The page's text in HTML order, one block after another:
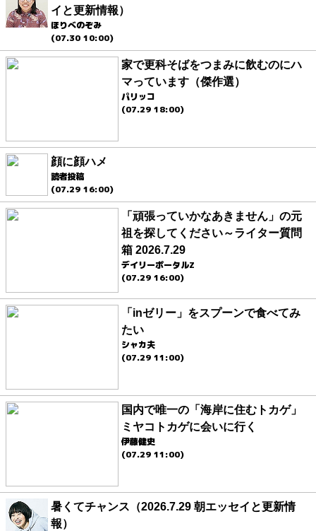
イと更新情報）
ほりべのぞみ
(07.30 10:00)
家で更科そばをつまみに飲むのにハ
マっています（傑作選）
パリッコ
(07.29 18:00)
顔に顔ハメ
読者投稿
(07.29 16:00)
「頑張っていかなあきません」の元
祖を探してください～ライター質問
箱 2026.7.29
デイリーポータルZ
(07.29 16:00)
「inゼリー」をスプーンで食べてみ
たい
シャカ夫
(07.29 11:00)
国内で唯一の「海岸に住むトカゲ」
ミヤコトカゲに会いに行く
伊藤健史
(07.29 11:00)
暑くてチャンス（2026.7.29 朝エッセイと更新情
報）